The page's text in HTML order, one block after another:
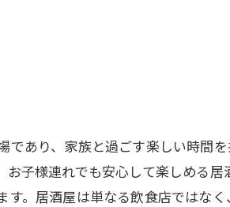
あり、家族と過ごす楽しい時間
子様連れでも安心して楽しめる
。居酒屋は単なる飲食店ではな